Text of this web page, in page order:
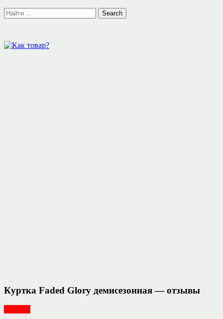
Куртка Faded Glory демисезонная — отзывы